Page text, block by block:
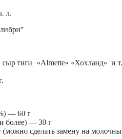
л.
типа «Almette» «Хохланд» и т.
— 60 г
более) — 30 г
сделать замену на